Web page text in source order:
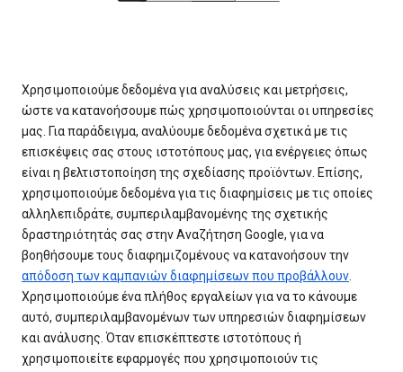
Χρησιμοποιούμε δεδομένα για αναλύσεις και μετρήσεις,
ώστε να κατανοήσουμε πώς χρησιμοποιούνται οι υπηρεσίες
μας. Για παράδειγμα, αναλύουμε δεδομένα σχετικά με τις
επισκέψεις σας στους ιστοτόπους μας, για ενέργειες όπως
είναι η βελτιστοποίηση της σχεδίασης προϊόντων. Επίσης,
χρησιμοποιούμε δεδομένα για τις διαφημίσεις με τις οποίες
αλληλεπιδράτε, συμπεριλαμβανομένης της σχετικής
δραστηριότητάς σας στην Αναζήτηση Google, για να
βοηθήσουμε τους διαφημιζομένους να κατανοήσουν την
απόδοση των καμπανιών διαφημίσεων που προβάλλουν.
Χρησιμοποιούμε ένα πλήθος εργαλείων για να το κάνουμε
αυτό, συμπεριλαμβανομένων των υπηρεσιών διαφημίσεων
και ανάλυσης. Όταν επισκέπτεστε ιστοτόπους ή
χρησιμοποιείτε εφαρμογές που χρησιμοποιούν τις